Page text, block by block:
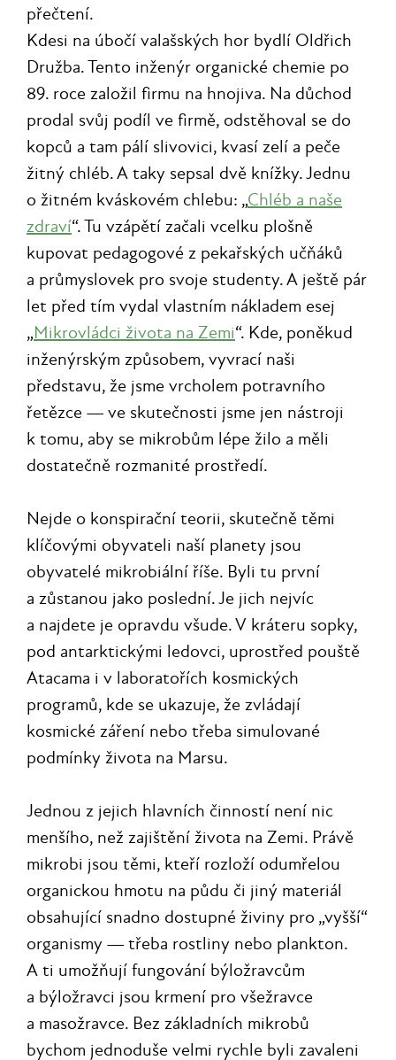
přečtení.
Kdesi na úbočí valašských hor bydlí Oldřich
Družba. Tento inženýr organické chemie po
89. roce založil firmu na hnojiva. Na důchod
prodal svůj podíl ve firmě, odstěhoval se do
kopců a tam pálí slivovici, kvasí zelí a peče
žitný chléb. A taky sepsal dvě knížky. Jednu
o žitném kváskovém chlebu: „Chléb a naše
zdraví“. Tu vzápětí začali vcelku plošně
kupovat pedagogové z pekařských učňáků
a průmyslovek pro svoje studenty. A ještě pár
let před tím vydal vlastním nákladem esej
„Mikrovládci života na Zemi“. Kde, poněkud
inženýrským způsobem, vyvrací naši
představu, že jsme vrcholem potravního
řetězce — ve skutečnosti jsme jen nástroji
k tomu, aby se mikrobům lépe žilo a měli
dostatečně rozmanité prostředí.
Nejde o konspirační teorii, skutečně těmi
klíčovými obyvateli naší planety jsou
obyvatelé mikrobiální říše. Byli tu první
a zůstanou jako poslední. Je jich nejvíc
a najdete je opravdu všude. V kráteru sopky,
pod antarktickými ledovci, uprostřed pouště
Atacama i v laboratořích kosmických
programů, kde se ukazuje, že zvládají
kosmické záření nebo třeba simulované
podmínky života na Marsu.
Jednou z jejich hlavních činností není nic
menšího, než zajištění života na Zemi. Právě
mikrobi jsou těmi, kteří rozloží odumřelou
organickou hmotu na půdu či jiný materiál
obsahující snadno dostupné živiny pro „vyšší“
organismy — třeba rostliny nebo plankton.
A ti umožňují fungování býložravcům
a býložravci jsou krmení pro všežravce
a masožravce. Bez základních mikrobů
bychom jednoduše velmi rychle byli zavaleni